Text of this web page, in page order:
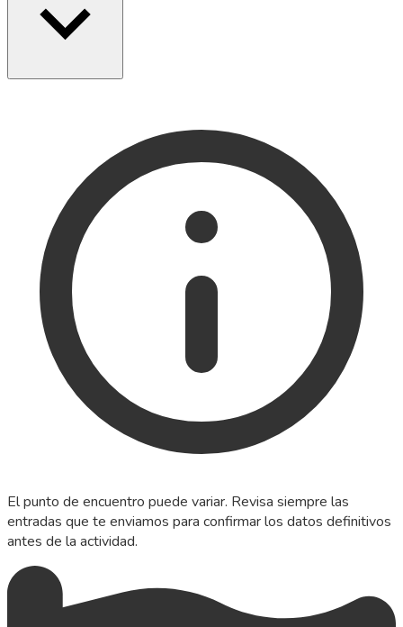
El punto de encuentro puede variar. Revisa siempre las
entradas que te enviamos para confirmar los datos definitivos
antes de la actividad.